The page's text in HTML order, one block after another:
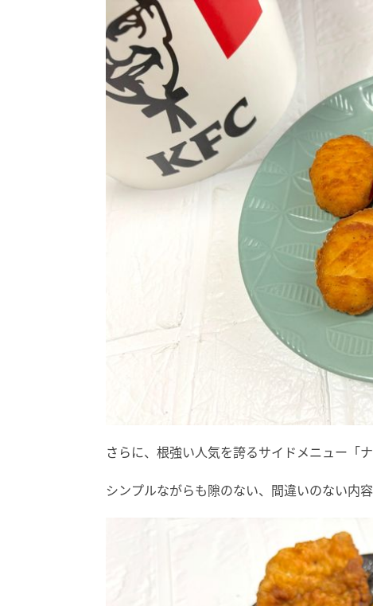
さらに、根強い人気を誇るサイドメニュー「
シンプルながらも隙のない、間違いのない内容